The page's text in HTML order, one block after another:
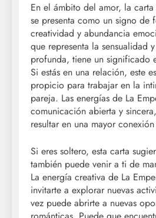
En el ámbito del amor, la
se presenta como un signo de
creatividad y abundancia
que representa la sensualidad
profunda, tiene un significado
Si estás en una relación, este
propicio para trabajar en la
pareja. Las energías de La
comunicación abierta y
resultar en una mayor
Si eres soltero, esta carta
también puede venir a ti de
La energía creativa de La
invitarte a explorar nuevas
vez puede abrirte a nuevas